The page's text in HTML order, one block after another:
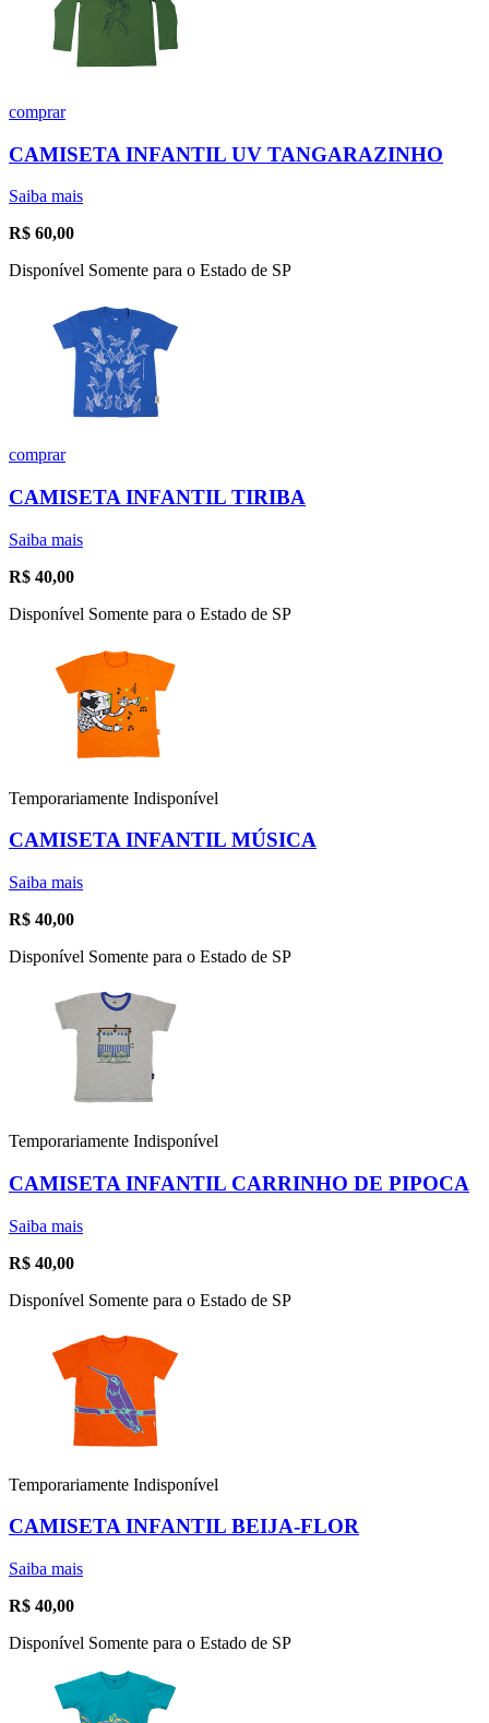
comprar
CAMISETA INFANTIL UV TANGARAZINHO
Saiba mais
R$ 60,00
Disponível Somente para o Estado de SP
comprar
CAMISETA INFANTIL TIRIBA
Saiba mais
R$ 40,00
Disponível Somente para o Estado de SP
Temporariamente Indisponível
CAMISETA INFANTIL MÚSICA
Saiba mais
R$ 40,00
Disponível Somente para o Estado de SP
Temporariamente Indisponível
CAMISETA INFANTIL CARRINHO DE PIPOCA
Saiba mais
R$ 40,00
Disponível Somente para o Estado de SP
Temporariamente Indisponível
CAMISETA INFANTIL BEIJA-FLOR
Saiba mais
R$ 40,00
Disponível Somente para o Estado de SP